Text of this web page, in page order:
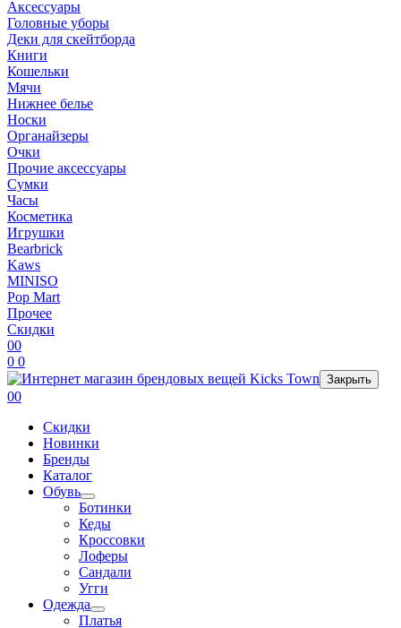
Аксессуары
Головные уборы
Деки для скейтборда
Книги
Кошельки
Мячи
Нижнее белье
Носки
Органайзеры
Очки
Прочие аксессуары
Сумки
Часы
Косметика
Игрушки
Bearbrick
Kaws
MINISO
Pop Mart
Прочее
Скидки
00
0 0
Закрыть
00
Скидки
Новинки
Бренды
Каталог
Обувь
Ботинки
Кеды
Кроссовки
Лоферы
Сандали
Угги
Одежда
Платья